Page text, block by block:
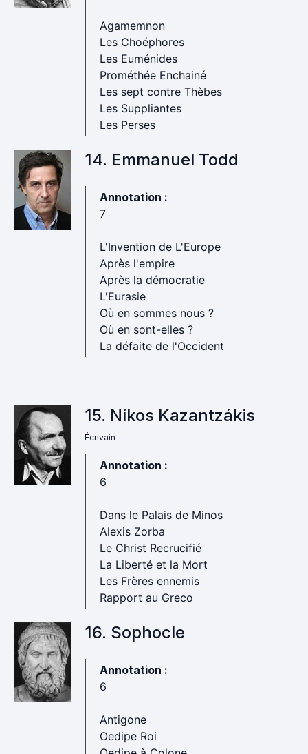
Agamemnon
Les Choéphores
Les Euménides
Prométhée Enchainé
Les sept contre Thèbes
Les Suppliantes
Les Perses
14. Emmanuel Todd
Annotation :
7
L'Invention de L'Europe
Après l'empire
Après la démocratie
L'Eurasie
Où en sommes nous ?
Où en sont-elles ?
La défaite de l'Occident
15. Níkos Kazantzákis
Écrivain
Annotation :
6
Dans le Palais de Minos
Alexis Zorba
Le Christ Recrucifié
La Liberté et la Mort
Les Frères ennemis
Rapport au Greco
16. Sophocle
Annotation :
6
Antigone
Oedipe Roi